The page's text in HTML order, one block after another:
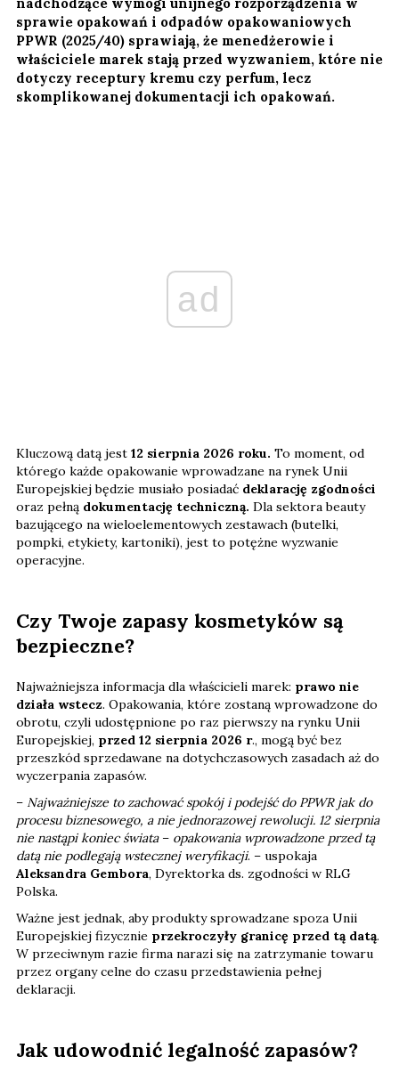
sprawie opakowań i odpadów opakowaniowych
PPWR (2025/40) sprawiają, że menedżerowie i
właściciele marek stają przed wyzwaniem, które nie
dotyczy receptury kremu czy perfum, lecz
skomplikowanej dokumentacji ich opakowań.
ad
Kluczową datą jest 12 sierpnia 2026 roku. To moment, od
którego każde opakowanie wprowadzane na rynek Unii
Europejskiej będzie musiało posiadać deklarację zgodności
oraz pełną dokumentację techniczną. Dla sektora beauty
bazującego na wieloelementowych zestawach (butelki,
pompki, etykiety, kartoniki), jest to potężne wyzwanie
operacyjne.
Czy Twoje zapasy kosmetyków są
bezpieczne?
Najważniejsza informacja dla właścicieli marek: prawo nie
działa wstecz. Opakowania, które zostaną wprowadzone do
obrotu, czyli udostępnione po raz pierwszy na rynku Unii
Europejskiej, przed 12 sierpnia 2026 r., mogą być bez
przeszkód sprzedawane na dotychczasowych zasadach aż do
wyczerpania zapasów.
– Najważniejsze to zachować spokój i podejść do PPWR jak do
procesu biznesowego, a nie jednorazowej rewolucji. 12 sierpnia
nie nastąpi koniec świata – opakowania wprowadzone przed tą
datą nie podlegają wstecznej weryfikacji. – uspokaja
Aleksandra Gembora, Dyrektorka ds. zgodności w RLG
Polska.
Ważne jest jednak, aby produkty sprowadzane spoza Unii
Europejskiej fizycznie przekroczyły granicę przed tą datą.
W przeciwnym razie firma narazi się na zatrzymanie towaru
przez organy celne do czasu przedstawienia pełnej
deklaracji.
Jak udowodnić legalność zapasów?